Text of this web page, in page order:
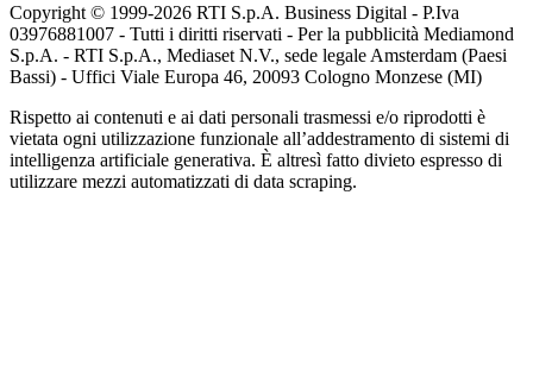
Copyright © 1999-2026 RTI S.p.A. Business Digital - P.Iva
03976881007 - Tutti i diritti riservati - Per la pubblicità Mediamond
S.p.A. - RTI S.p.A., Mediaset N.V., sede legale Amsterdam (Paesi
Bassi) - Uffici Viale Europa 46, 20093 Cologno Monzese (MI)
Rispetto ai contenuti e ai dati personali trasmessi e/o riprodotti è
vietata ogni utilizzazione funzionale all’addestramento di sistemi di
intelligenza artificiale generativa. È altresì fatto divieto espresso di
utilizzare mezzi automatizzati di data scraping.